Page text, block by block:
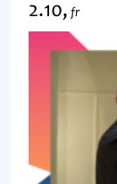
2.10, fr